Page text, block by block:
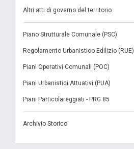
Altri atti di governo del territorio
Piano Strutturale Comunale (PSC)
Regolamento Urbanistico Edilizio (RUE)
Piani Operativi Comunali (POC)
Piani Urbanistici Attuativi (PUA)
Piani Particolareggiati - PRG 85
Archivio Storico